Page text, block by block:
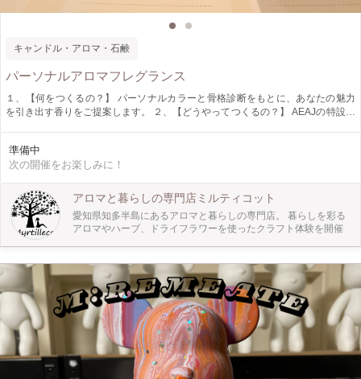
キャンドル・アロマ・石鹸
パーソナルアロマフレグランス
１、【何をつくるの？】 パーソナルカラーと骨格診断をもとに、あなたの魅力
を引き出す香りをご提案します。 ２、【どうやってつくるの？】 AEAJの特設サ
されたアロマを体験 ↓ おすすめの精油を組み合わせて、パーソナルアロマフレグ
ランスを作ります。 ３、【作品の仕様】 パーソナルアロマが決まったら、アロ
メ！】 アロマテラピー専門店だからこその精油の種類で たくさんの香りを体験
してアロマ初心者さんでもお気に入りの香りが見つかる！ アロマと一緒にパー
ソナルカラーと骨格診断も受けられます。 ５、【どんな人が対象？】 ・香りが
好きだけど、アロマって難しそうと思っている方 ・アロマのある生活に憧れて
いる方 ・緑に囲まれた空間で癒されながら体験をしてみたい方 ・予約は個別対
応なので、お一人でも安心してご参加できます ６、【ぜひ知ってほしい！】 知
多半島の入り口にある緑に囲まれた小さな丘の上のアロマテラピー専門店。 ま
るで絵本の中に入ったような空間で天然のアロマテラピーを体験できます。 足
を踏み入れるだけで癒されると評判の秘密にしたい空間をぜひ体験ください。
準備中
次の開催をお楽しみに！
アロマと暮らしの専門店ミルティコット
愛知県知多半島にあるアロマと暮らしの専門店。 暮らしを彩る
アロマやハーブ、ドライフラワーを使ったクラフト体験を開催